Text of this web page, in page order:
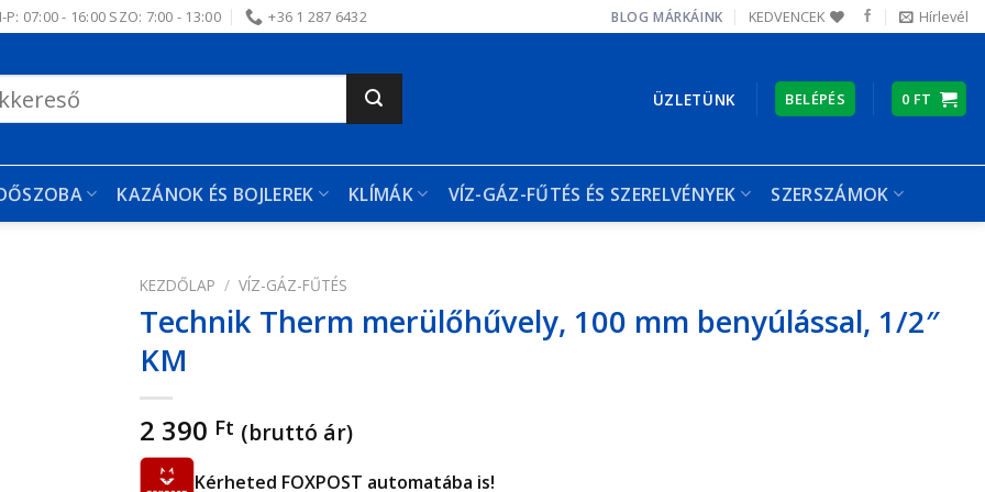
P: 07:00 - 16:00 SZO: 7:00 - 13:00 +36 1 287 6432 BLOG MÁRKÁINK KEDVENCEK Hírlevél
ÜZLETÜNK BELÉPÉS 0 FT
KAZÁNOK ÉS BOJLEREK KLÍMÁK VÍZ-GÁZ-FŰTÉS ÉS SZERELVÉNYEK SZERSZÁMOK
KEZDŐLAP / VÍZ-GÁZ-FŰTÉS
Technik Therm merülőhűvely, 100 mm benyúlással, 1/2″
KM
2 390 Ft (bruttó ár)
Kérheted FOXPOST automatába is!